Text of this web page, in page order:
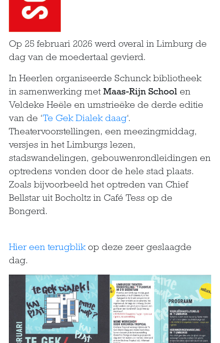
Op 25 februari 2026 werd overal in Limburg de
dag van de moedertaal gevierd.
In Heerlen organiseerde Schunck bibliotheek
in samenwerking met Maas-Rijn School en
Veldeke Heële en umstrieëke de derde editie
van de ‘Te Gek Dialek daag‘.
Theatervoorstellingen, een meezingmiddag,
versjes in het Limburgs lezen,
stadswandelingen, gebouwenrondleidingen en
optredens vonden door de hele stad plaats.
Zoals bijvoorbeeld het optreden van Chief
Bellstar uit Bocholtz in Café Tess op de
Bongerd.
Hier een terugblikop deze zeer geslaagde
dag.